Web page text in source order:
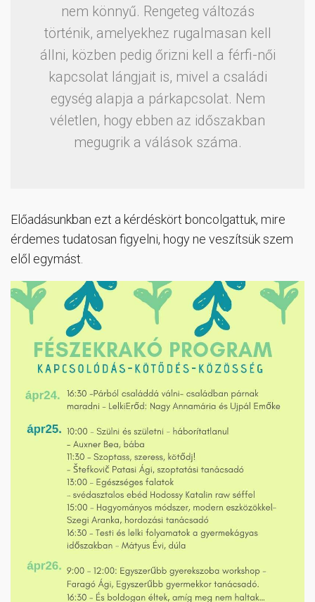
nem könnyű. Rengeteg változás
történik, amelyekhez rugalmasan kell
állni, közben pedig őrizni kell a férfi-női
kapcsolat lángjait is, mivel a családi
egység alapja a párkapcsolat. Nem
véletlen, hogy ebben az időszakban
megugrik a válások száma.
Előadásunkban ezt a kérdéskört boncolgattuk, mire
érdemes tudatosan figyelni, hogy ne veszítsük szem
elől egymást.